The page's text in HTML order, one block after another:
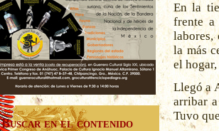
Buscar en el contenido
En la
frente
labores,
la más
el
Llegó a
arribar
Tuvo